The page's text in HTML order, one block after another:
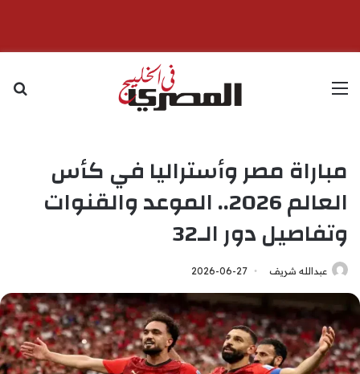
القائمة
مباراة مصر وأستراليا في كأس
العالم 2026.. الموعد والقنوات
وتفاصيل دور الـ32
عبدالله شريف 2026-06-27